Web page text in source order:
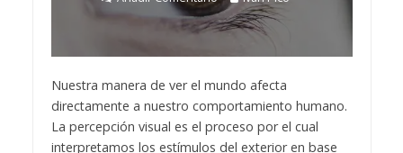
Nuestra manera de ver el mundo afecta
directamente a nuestro comportamiento humano.
La percepción visual es el proceso por el cual
interpretamos los estímulos del exterior en base